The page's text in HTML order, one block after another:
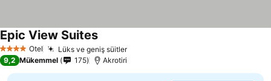
4 Yıldız Otel Lüks ve geniş süitler
Epic View Suites
9,2 Mükemmel 175 Akrotiri